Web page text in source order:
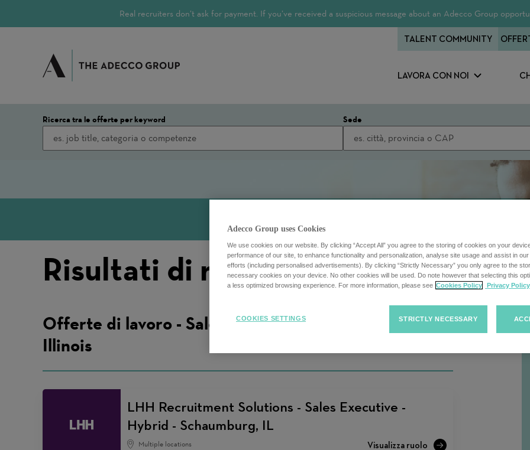
Real recruiters don’t ask for payment. If you’ve received a suspicious message about an Adecco Group
LAVORA CON NOI
TALENT COMMUNITY
Ricerca tra le offerte per keyword Sede
Risultati di ricerca
Ordina
offerte
Ordina le
Offerte di lavoro - Sales -
Illinois
LHH Recruitment Solutions - Sales Executive -
Hybrid - Schaumburg, IL
Multiple locations
Adecco Group uses Cookies
We use cookies on our website. By clicking “Accept All” you agree to the storing of cookies on your
performance of our site, to enhance functionality and personalization, analyse site usage and assist in
efforts (including personalised advertisements). By clicking “Strictly Necessary” you only agree to the
necessary cookies on your device. No other cookies will be used. Do note however that selecting this
a less optimized browsing experience. For more information, please see Cookies Policy Privacy Policy
STRICTLY NECESSARY
COOKIES SETTINGS